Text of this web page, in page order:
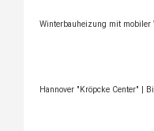
Winterbauheizung mit mobiler
Hannover "Kröpcke Center" |